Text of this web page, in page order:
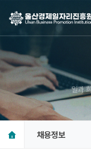
일과
채용정보